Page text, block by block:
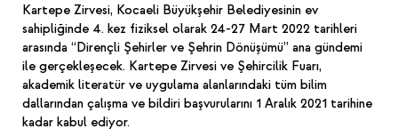
Kartepe Zirvesi, Kocaeli Büyükşehir Belediyesinin ev
sahipliğinde 4. kez fiziksel olarak 24-27 Mart 2022 tarihleri
arasında “Dirençli Şehirler ve Şehrin Dönüşümü” ana gündemi
ile gerçekleşecek. Kartepe Zirvesi ve Şehircilik Fuarı,
akademik literatür ve uygulama alanlarındaki tüm bilim
dallarından çalışma ve bildiri başvurularını 1 Aralık 2021 tarihine
kadar kabul ediyor.